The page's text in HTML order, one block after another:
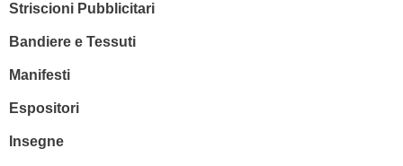
Striscioni Pubblicitari
Bandiere e Tessuti
Manifesti
Espositori
Insegne